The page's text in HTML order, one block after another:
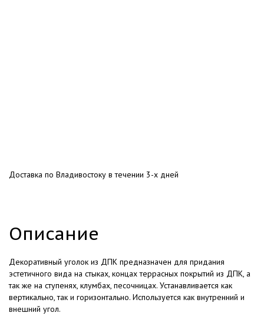
Доставка по Владивостоку в течении 3-х дней
Описание
Декоративный уголок из ДПК предназначен для придания
эстетичного вида на стыках, концах террасных покрытий из ДПК, а
так же на ступенях, клумбах, песочницах. Устанавливается как
вертикально, так и горизонтально. Используется как внутренний и
внешний угол.